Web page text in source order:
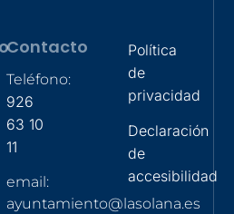
Contacto
Teléfono:
926
63 10
11
email:
ayuntamiento@lasolana.es
Política
de
privacidad
Declaración
de
accesibilidad